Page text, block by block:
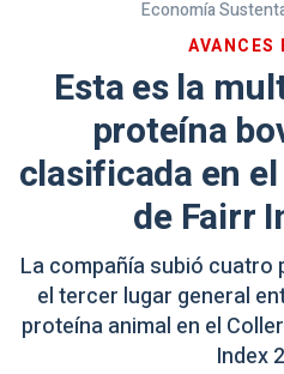
Economía
AVANCES
Esta es la
proteína
clasificada en
de Fairr
La compañía subió cuatro
el tercer lugar general
proteína animal en el
Index